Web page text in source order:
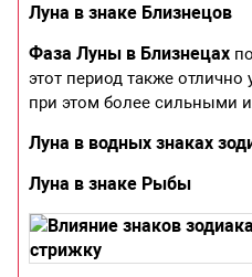
Луна в знаке Близнецов
Фаза Луны в Близнецах
этот период также
при этом более сильными
Луна в водных знаках
Луна в знаке Рыбы